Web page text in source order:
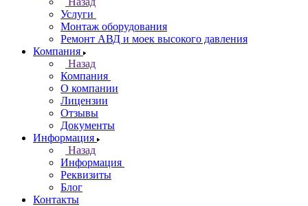
Услуги
Монтаж оборудования
Ремонт АВД и моек высокого давления
Компания
Назад
Компания
О компании
Лицензии
Отзывы
Документы
Информация
Назад
Информация
Реквизиты
Блог
Контакты